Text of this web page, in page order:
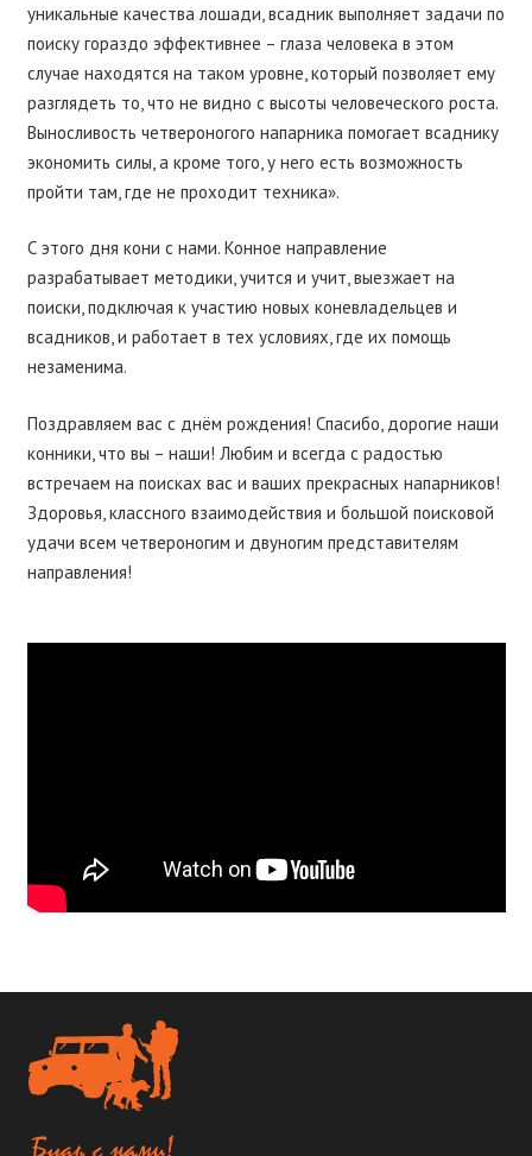
уникальные качества лошади, всадник выполняет задачи по
поиску гораздо эффективнее – глаза человека в этом
случае находятся на таком уровне, который позволяет ему
разглядеть то, что не видно с высоты человеческого роста.
Выносливость четвероногого напарника помогает всаднику
экономить силы, а кроме того, у него есть возможность
пройти там, где не проходит техника».
С этого дня кони с нами. Конное направление
разрабатывает методики, учится и учит, выезжает на
поиски, подключая к участию новых коневладельцев и
всадников, и работает в тех условиях, где их помощь
незаменима.
Поздравляем вас с днём рождения! Спасибо, дорогие наши
конники, что вы – наши! Любим и всегда с радостью
встречаем на поисках вас и ваших прекрасных напарников!
Здоровья, классного взаимодействия и большой поисковой
удачи всем четвероногим и двуногим представителям
направления!